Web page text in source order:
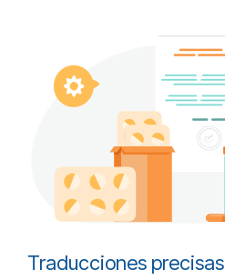
Traducciones precisas